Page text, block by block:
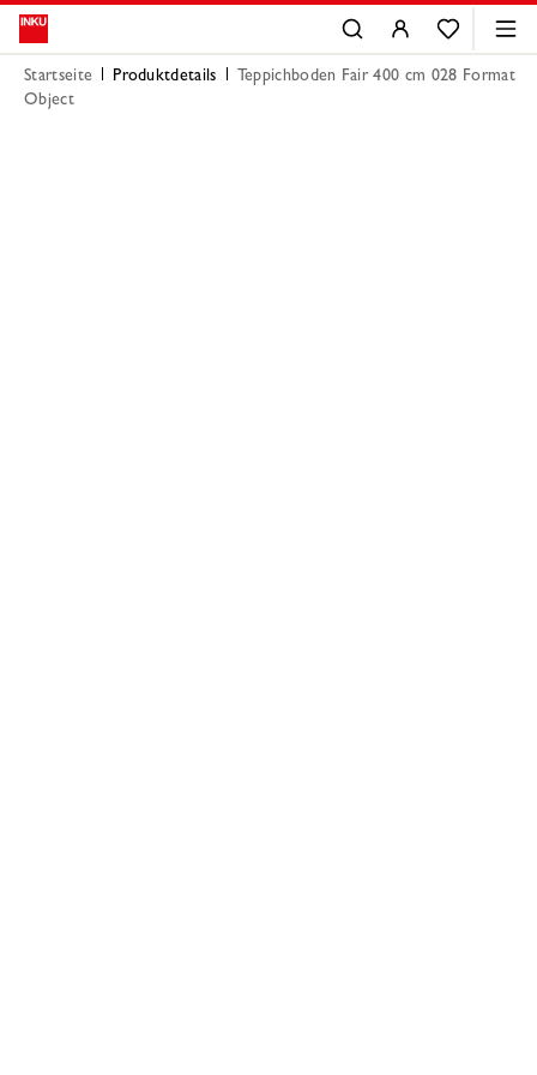
Startseite Produktdetails
Teppichboden Fair 400 cm 028 Format
Object